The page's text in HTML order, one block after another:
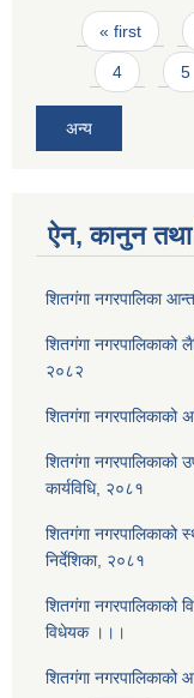
Pages
« first
4 5
अन्य
ऐन, कानुन तथा
शितगंगा नगरपालिका
शितगंगा नगरपालिकाको
२०८२
शितगंगा नगरपालिकाको
शितगंगा नगरपालिकाको
कार्यविधि, २०८१
शितगंगा नगरपालिकाको
निर्देशिका, २०८१
शितगंगा नगरपालिकाको
विधेयक ।।।
शितगंगा नगरपालिकाको